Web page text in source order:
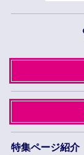
特集ページ紹介